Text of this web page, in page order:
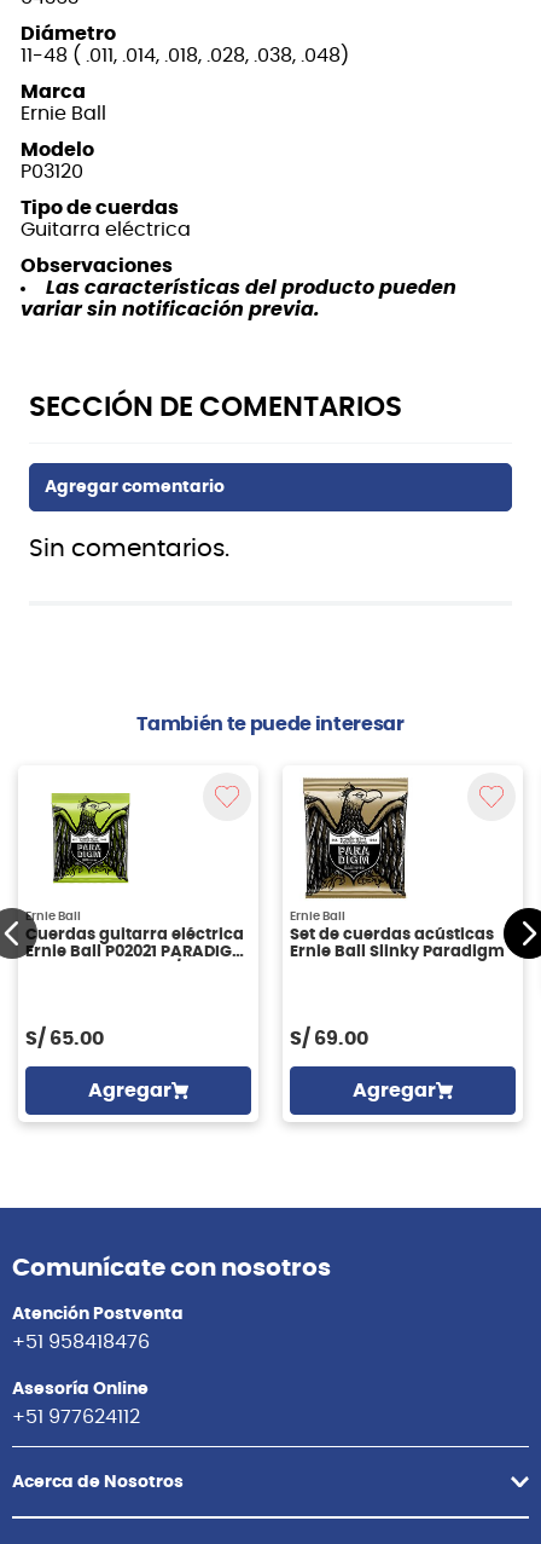
Diámetro
11-48 ( .011, .014, .018, .028, .038, .048)
Marca
Ernie Ball
Modelo
P03120
Tipo de cuerdas
Guitarra eléctrica
Observaciones
Las características del producto pueden
variar sin notificación previa.
Sin comentarios.
También te puede interesar
Ernie Ball
Cuerdas guitarra eléctrica
Ernie Ball P02021 PARADIGM
S/ 65.00
Agregar
Ernie Ball
Set de cuerdas acústicas
Ernie Ball Slinky Paradigm
S/ 69.00
Agregar
Comunícate con nosotros
Atención Postventa
+51 958418476
Asesoría Online
+51 977624112
Acerca de Nosotros